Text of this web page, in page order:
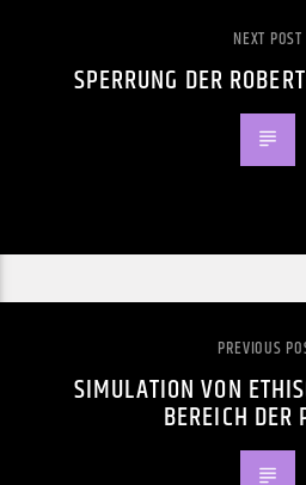
NEXT POST
SPERRUNG DER
PREVIOUS
SIMULATION VON
BEREICH DER